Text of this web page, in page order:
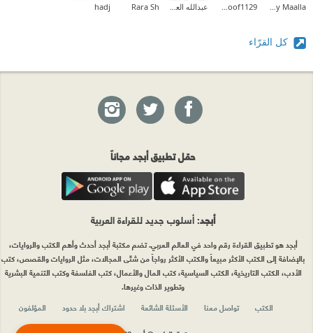
Rara Sh
hadj
كل القرّاء
حمّل تطبيق أبجد مجاناً
أبجد: أسلوب جديد للقراءة العربية
أبجد هو تطبيق القراءة رقم واحد في العالم العربي. تضم مكتبة أبجد أحدث وأهم الكتب والروايات،
بالإضافة إلى الكتب الأكثر مبيعاً والكتب الأكثر رواجاً من شتّى المجالات، مثل الروايات والقصص، كتب
الأدب، الكتب التاريخية، الكتب السياسية، كتب المال والأعمال، كتب الفلسفة وكتب التنمية البشرية
وتطوير الذات وغيرها.
الكتب
تواصل معنا الأسئلة الشائعة اشتراك أبجد بلا حدود
المؤلفون